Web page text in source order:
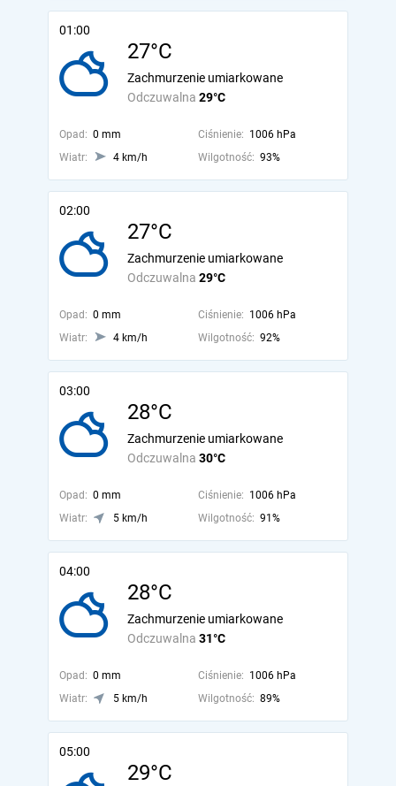
01:00
27°C
Odczuwalna 29°C
Zachmurzenie umiarkowane
Opad: 0 mm Ciśnienie: 1006 hPa
Wiatr:
4 km/h Wilgotność: 93%
02:00
27°C
Odczuwalna 29°C
Zachmurzenie umiarkowane
Opad: 0 mm Ciśnienie: 1006 hPa
Wiatr:
4 km/h Wilgotność: 92%
03:00
28°C
Odczuwalna 30°C
Zachmurzenie umiarkowane
Opad: 0 mm Ciśnienie: 1006 hPa
Wiatr:
5 km/h Wilgotność: 91%
04:00
28°C
Odczuwalna 31°C
Zachmurzenie umiarkowane
Opad: 0 mm Ciśnienie: 1006 hPa
Wiatr:
5 km/h Wilgotność: 89%
05:00
29°C